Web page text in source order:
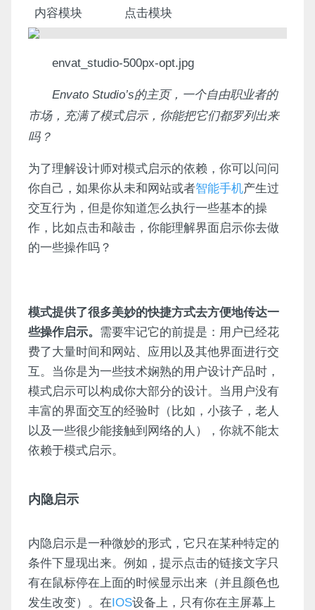
内容模块 点击模块
envat_studio-500px-opt.jpg
Envato Studio’s的主页，一个自由职业者的
市场，充满了模式启示，你能把它们都罗列出来
吗？
为了理解设计师对模式启示的依赖，你可以问问
你自己，如果你从未和网站或者智能手机产生过
交互行为，但是你知道怎么执行一些基本的操
作，比如点击和敲击，你能理解界面启示你去做
的一些操作吗？
模式提供了很多美妙的快捷方式去方便地传达一
些操作启示。 需要牢记它的前提是：用户已经花
费了大量时间和网站、应用以及其他界面进行交
互。当你是为一些技术娴熟的用户设计产品时，
模式启示可以构成你大部分的设计。当用户没有
丰富的界面交互的经验时（比如，小孩子，老人
以及一些很少能接触到网络的人），你就不能太
依赖于模式启示。
内隐启示
内隐启示是一种微妙的形式，它只在某种特定的
条件下显现出来。例如，提示点击的链接文字只
有在鼠标停在上面的时候显示出来（并且颜色也
发生改变）。在IOS设备上，只有你在主屏幕上